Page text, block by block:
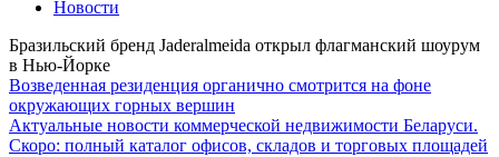
Новости
Бразильский бренд Jaderalmeida открыл флагманский шоурум
в Нью-Йорке
Возведенная резиденция органично смотрится на фоне
окружающих горных вершин
Актуальные новости коммерческой недвижимости Беларуси.
Скоро: полный каталог офисов, складов и торговых площадей